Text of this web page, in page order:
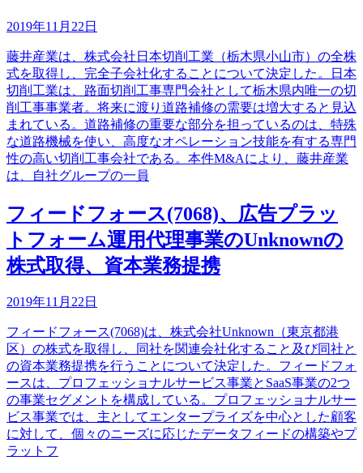
2019年11月22日
藤井産業は、株式会社日本切削工業（栃木県小山市）の全株
式を取得し、完全子会社化することについて決定した。日本
切削工業は、路面切削工事専門会社として栃木県内唯一の切
削工事事業者。将来に渡り道路補修の需要は増大すると見込
まれている。道路補修の重要な部分を担っているのは、特殊
な道路機械を使い、高度なオペレーション技能を有する専門
性の高い切削工事会社である。本件M&Aにより、藤井産業
は、自社グループの一員
フィードフォース(7068)、広告プラッ
トフォーム運用代理事業のUnknownの
株式取得、資本業務提携
2019年11月22日
フィードフォース(7068)は、株式会社Unknown（東京都港
区）の株式を取得し、同社を関連会社化すること及び同社と
の資本業務提携を行うことについて決定した。フィードフォ
ースは、プロフェッショナルサービス事業とSaaS事業の2つ
の事業セグメントを構成している。プロフェッショナルサー
ビス事業では、主としてエンタープライズを中心とした顧客
に対して、個々のニーズに応じたデータフィードの構築やプ
ラットフ